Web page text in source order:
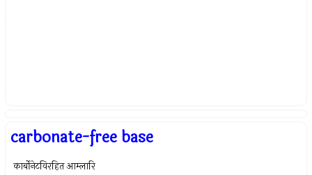
carbonate-free base
कार्बोनेटविरहित आम्लारि